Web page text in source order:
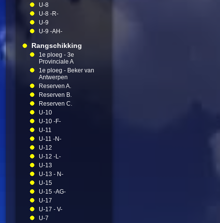
U-8
U-8 -R-
U-9
U-9 -AH-
Rangschikking
1e ploeg - 3e
Provinciale A
1e ploeg - Beker van
Antwerpen
Reserven A.
Reserven B.
Reserven C.
U-10
U-10 -F-
U-11
U-11 -N-
U-12
U-12 -L-
U-13
U-13 - N-
U-15
U-15 -AG-
U-17
U-17 - V-
U-7